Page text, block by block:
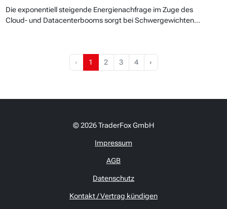
Die exponentiell steigende Energienachfrage im Zuge des
Cloud- und Datacenterbooms sorgt bei Schwergewichten...
‹ 1 2 3 4 ›
© 2026 TraderFox GmbH
Impressum
AGB
Datenschutz
Kontakt / Vertrag kündigen